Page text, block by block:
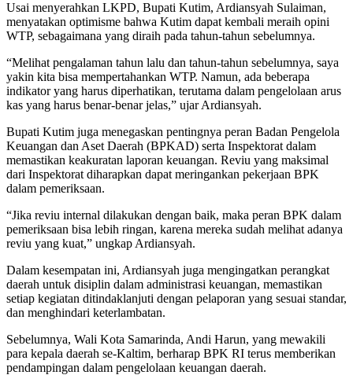
Usai menyerahkan LKPD, Bupati Kutim, Ardiansyah Sulaiman,
menyatakan optimisme bahwa Kutim dapat kembali meraih opini
WTP, sebagaimana yang diraih pada tahun-tahun sebelumnya.
“Melihat pengalaman tahun lalu dan tahun-tahun sebelumnya, saya
yakin kita bisa mempertahankan WTP. Namun, ada beberapa
indikator yang harus diperhatikan, terutama dalam pengelolaan arus
kas yang harus benar-benar jelas,” ujar Ardiansyah.
Bupati Kutim juga menegaskan pentingnya peran Badan Pengelola
Keuangan dan Aset Daerah (BPKAD) serta Inspektorat dalam
memastikan keakuratan laporan keuangan. Reviu yang maksimal
dari Inspektorat diharapkan dapat meringankan pekerjaan BPK
dalam pemeriksaan.
“Jika reviu internal dilakukan dengan baik, maka peran BPK dalam
pemeriksaan bisa lebih ringan, karena mereka sudah melihat adanya
reviu yang kuat,” ungkap Ardiansyah.
Dalam kesempatan ini, Ardiansyah juga mengingatkan perangkat
daerah untuk disiplin dalam administrasi keuangan, memastikan
setiap kegiatan ditindaklanjuti dengan pelaporan yang sesuai standar,
dan menghindari keterlambatan.
Sebelumnya, Wali Kota Samarinda, Andi Harun, yang mewakili
para kepala daerah se-Kaltim, berharap BPK RI terus memberikan
pendampingan dalam pengelolaan keuangan daerah.